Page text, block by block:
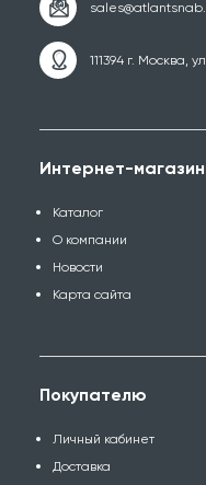
111394 г. Москва,
Интернет-магазин
Каталог
О компании
Новости
Карта сайта
Покупателю
Личный кабинет
Доставка